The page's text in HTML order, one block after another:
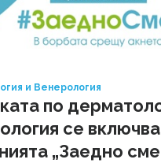
и Венерология
по
се
„Заедно